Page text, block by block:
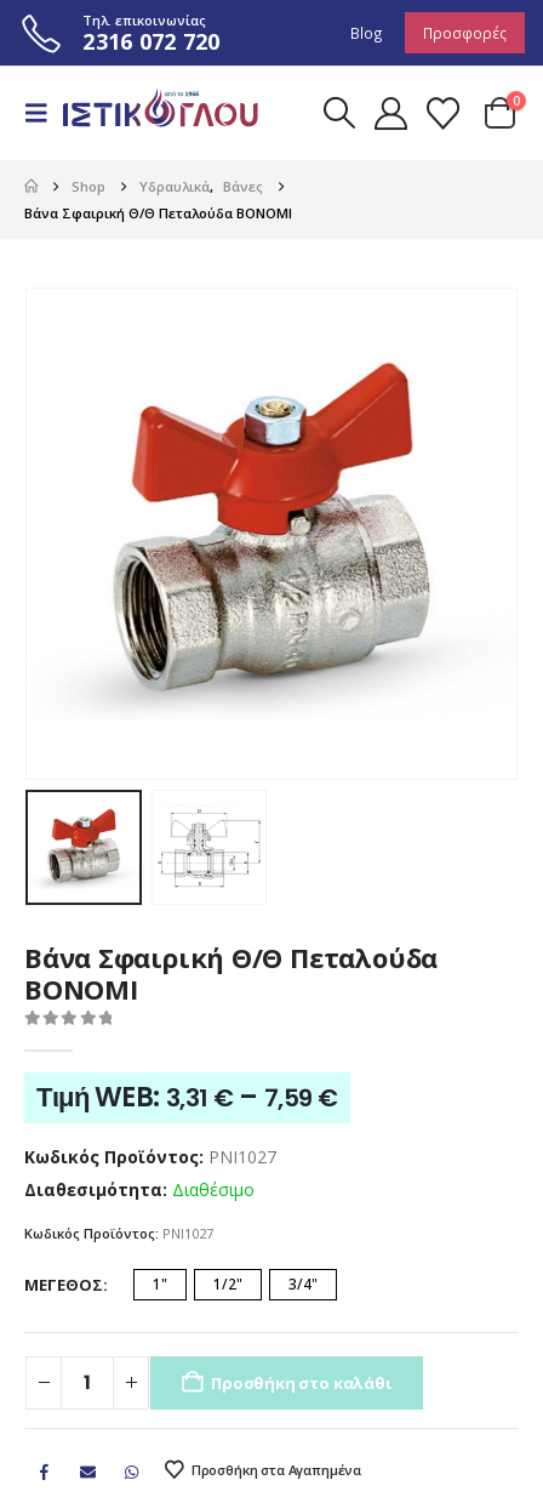
Τηλ. επικοινωνίας
2316 072 720 Blog Προσφορές
0
Shop Υδραυλικά, Βάνες
Βάνα Σφαιρική Θ/Θ Πεταλούδα BONOMI
Βάνα Σφαιρική Θ/Θ Πεταλούδα
BONOMI
Τιμή WEB: 3,31 € – 7,59 €Price
range:
Κωδικός Προϊόντος: PNI1027
Διαθεσιμότητα: Διαθέσιμο
Κωδικός Προϊόντος: PNI1027
ΜΈΓΕΘΟΣ 1" 1/2" 3/4"
Προσθήκη στο καλάθι
Προσθήκη στα Αγαπημένα